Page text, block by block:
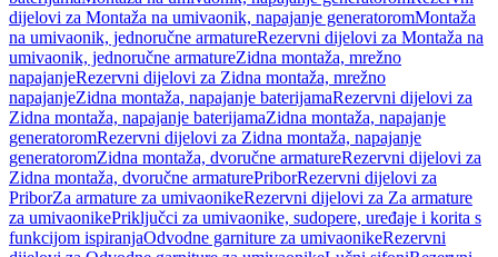
dijelovi za Montaža na umivaonik, napajanje generatoromMontaža
na umivaonik, jednoručne armatureRezervni dijelovi za Montaža na
umivaonik, jednoručne armatureZidna montaža, mrežno
napajanjeRezervni dijelovi za Zidna montaža, mrežno
napajanjeZidna montaža, napajanje baterijamaRezervni dijelovi za
Zidna montaža, napajanje baterijamaZidna montaža, napajanje
generatoromRezervni dijelovi za Zidna montaža, napajanje
generatoromZidna montaža, dvoručne armatureRezervni dijelovi za
Zidna montaža, dvoručne armaturePriborRezervni dijelovi za
PriborZa armature za umivaonikeRezervni dijelovi za Za armature
za umivaonikePriključci za umivaonike, sudopere, uređaje i korita s
funkcijom ispiranjaOdvodne garniture za umivaonikeRezervni